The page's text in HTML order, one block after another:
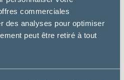
commerciales
des analyses pour optimiser
peut être retiré à tout